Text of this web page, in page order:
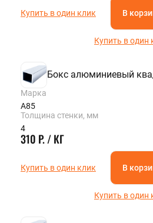
Купить в один клик В
Купить в один
Бокс алюминиевый
Марка
А85
Толщина стенки, мм
4
310 Р. / КГ
Купить в один клик В
Купить в один